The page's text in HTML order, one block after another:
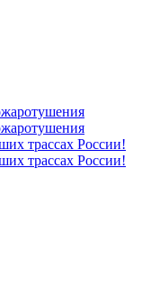
трассах России!
трассах России!